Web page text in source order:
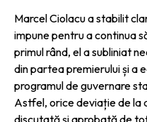
Marcel Ciolacu a stabilit
impune pentru a continua
primul rând, el a subliniat
din partea premierului și a
programul de guvernare
Astfel, orice deviație de la
discutată și aprobată de